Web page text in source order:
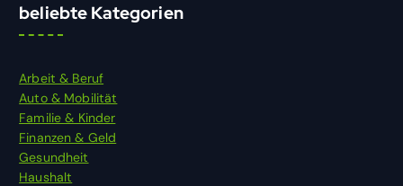
beliebte Kategorien
Arbeit & Beruf
Auto & Mobilität
Familie & Kinder
Finanzen & Geld
Gesundheit
Haushalt